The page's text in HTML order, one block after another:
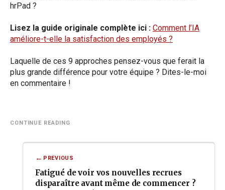
hrPad ?
Lisez la guide originale complète ici : Comment l’IA
améliore-t-elle la satisfaction des employés ?
Laquelle de ces 9 approches pensez-vous que ferait la
plus grande différence pour votre équipe ? Dites-le-moi
en commentaire !
PREVIOUS
Fatigué de voir vos nouvelles recrues
disparaître avant même de commencer ?